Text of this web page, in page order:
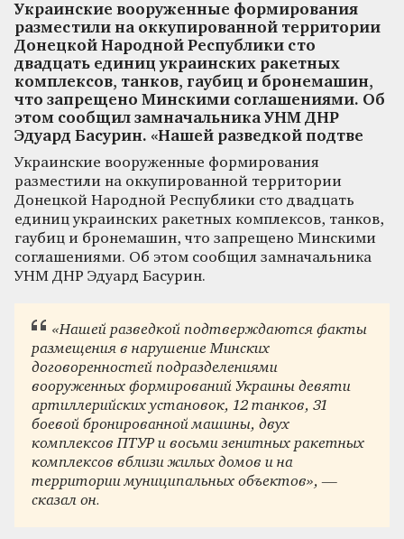
Украинские вооруженные формирования
разместили на оккупированной территории
Донецкой Народной Республики сто
двадцать единиц украинских ракетных
комплексов, танков, гаубиц и бронемашин,
что запрещено Минскими соглашениями. Об
этом сообщил замначальника УНМ ДНР
Эдуард Басурин. «Нашей разведкой подтве
Украинские вооруженные формирования
разместили на оккупированной территории
Донецкой Народной Республики сто двадцать
единиц украинских ракетных комплексов, танков,
гаубиц и бронемашин, что запрещено Минскими
соглашениями. Об этом сообщил замначальника
УНМ ДНР Эдуард Басурин.
«Нашей разведкой подтверждаются факты
размещения в нарушение Минских
договоренностей подразделениями
вооруженных формирований Украины девяти
артиллерийских установок, 12 танков, 31
боевой бронированной машины, двух
комплексов ПТУР и восьми зенитных ракетных
комплексов вблизи жилых домов и на
территории муниципальных объектов», —
сказал он.